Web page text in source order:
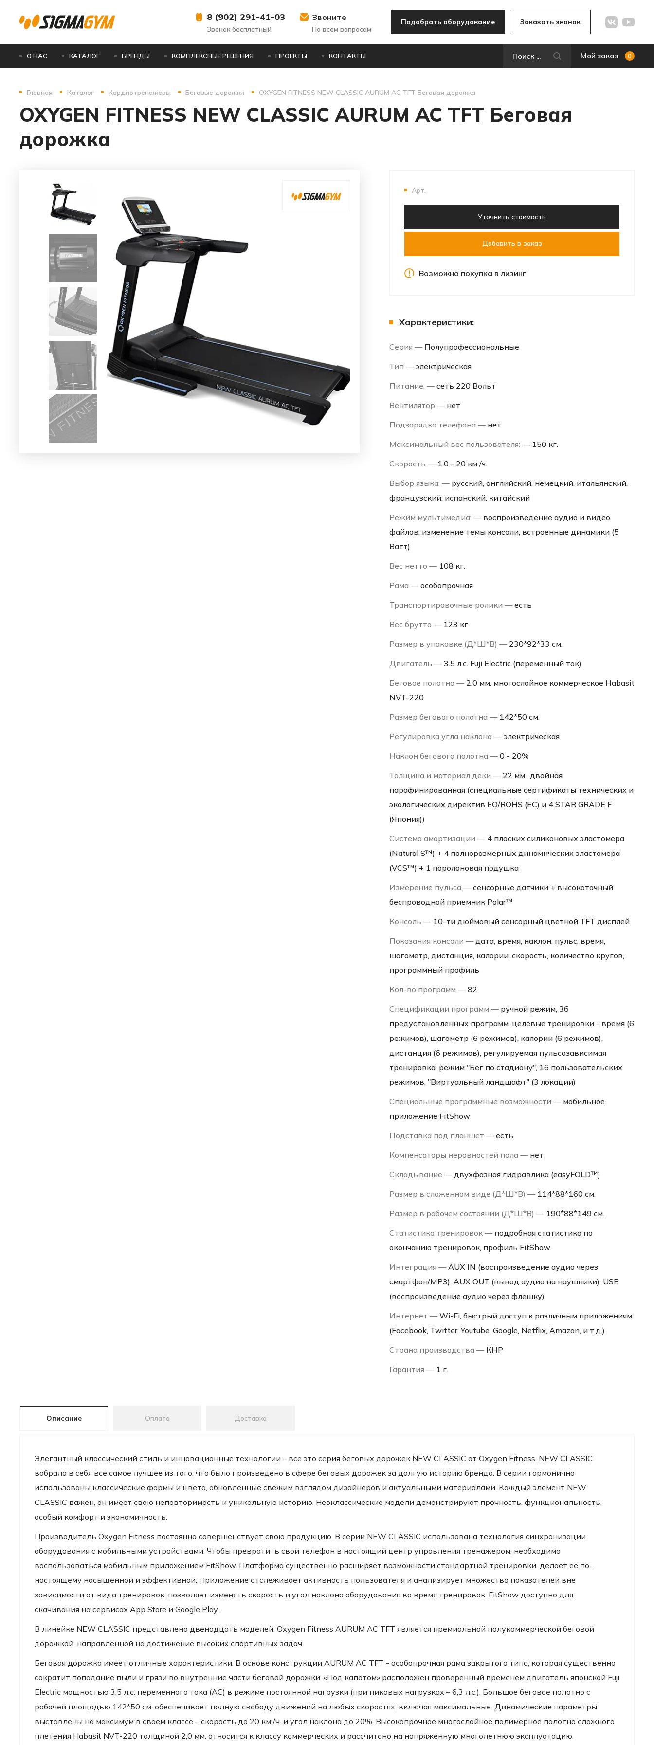
8 (902) 291-41-03
Звонок бесплатный
Звоните
По всем вопросам
Подобрать оборудование Заказать звонок
О НАС КАТАЛОГ БРЕНДЫ КОМПЛЕКСНЫЕ РЕШЕНИЯ ПРОЕКТЫ КОНТАКТЫ Мой заказ 0
Главная Каталог Кардиотренажеры Беговые дорожки OXYGEN FITNESS NEW CLASSIC AURUM AC TFT Беговая дорожка
OXYGEN FITNESS NEW CLASSIC AURUM AC TFT Беговая
дорожка
Арт.
Уточнить стоимость
Добавить в заказ
Возможна покупка в лизинг
Характеристики:
Серия — Полупрофессиональные
Тип — электрическая
Питание: — сеть 220 Вольт
Вентилятор — нет
Подзарядка телефона — нет
Максимальный вес пользователя: — 150 кг.
Скорость — 1.0 - 20 км./ч.
Выбор языка: — русский, английский, немецкий, итальянский,
французский, испанский, китайский
Режим мультимедиа: — воспроизведение аудио и видео
файлов, изменение темы консоли, встроенные динамики (5
Ватт)
Вес нетто — 108 кг.
Рама — особопрочная
Транспортировочные ролики — есть
Вес брутто — 123 кг.
Размер в упаковке (Д*Ш*В) — 230*92*33 см.
Двигатель — 3.5 л.с. Fuji Electric (переменный ток)
Беговое полотно — 2.0 мм. многослойное коммерческое Habasit
NVT-220
Размер бегового полотна — 142*50 см.
Регулировка угла наклона — электрическая
Наклон бегового полотна — 0 - 20%
Толщина и материал деки — 22 мм., двойная
парафинированная (специальные сертификаты технических и
экологических директив EO/ROHS (ЕС) и 4 STAR GRADE F
(Япония))
Система амортизации — 4 плоских силиконовых эластомера
(Natural S™) + 4 полноразмерных динамических эластомера
(VCS™) + 1 поролоновая подушка
Измерение пульса — сенсорные датчики + высокоточный
беспроводной приемник Polar™
Консоль — 10-ти дюймовый сенсорный цветной TFT дисплей
Показания консоли — дата, время, наклон, пульс, время,
шагометр, дистанция, калории, скорость, количество кругов,
программный профиль
Кол-во программ — 82
Спецификации программ — ручной режим, 36
предустановленных программ, целевые тренировки - время (6
режимов), шагометр (6 режимов), калории (6 режимов),
дистанция (6 режимов), регулируемая пульсозависимая
тренировка, режим "Бег по стадиону", 16 пользовательских
режимов, "Виртуальный ландшафт" (3 локации)
Специальные программные возможности — мобильное
приложение FitShow
Подставка под планшет — есть
Компенсаторы неровностей пола — нет
Складывание — двухфазная гидравлика (easyFOLD™)
Размер в сложенном виде (Д*Ш*В) — 114*88*160 см.
Размер в рабочем состоянии (Д*Ш*В) — 190*88*149 см.
Статистика тренировок — подробная статистика по
окончанию тренировок, профиль FitShow
Интеграция — AUX IN (воспроизведение аудио через
смартфон/MP3), AUX OUT (вывод аудио на наушники), USB
(воспроизведение аудио через флешку)
Интернет — Wi-Fi, быстрый доступ к различным приложениям
(Facebook, Twitter, Youtube, Google, Netflix, Amazon, и т.д.)
Страна производства — КНР
Гарантия — 1 г.
Описание Оплата Доставка
Элегантный классический стиль и инновационные технологии – все это серия беговых дорожек NEW CLASSIC от Oxygen Fitness. NEW CLASSIC
вобрала в себя все самое лучшее из того, что было произведено в сфере беговых дорожек за долгую историю бренда. В серии гармонично
использованы классические формы и цвета, обновленные свежим взглядом дизайнеров и актуальными материалами. Каждый элемент NEW
CLASSIC важен, он имеет свою неповторимость и уникальную историю. Неоклассические модели демонстрируют прочность, функциональность,
особый комфорт и экономичность.
Производитель Oxygen Fitness постоянно совершенствует свою продукцию. В серии NEW CLASSIC использована технология синхронизации
оборудования с мобильными устройствами. Чтобы превратить свой телефон в настоящий центр управления тренажером, необходимо
воспользоваться мобильным приложением FitShow. Платформа существенно расширяет возможности стандартной тренировки, делает ее по-
настоящему насыщенной и эффективной. Приложение отслеживает активность пользователя и анализирует множество показателей вне
зависимости от вида тренировок, позволяет изменять скорость и угол наклона оборудования во время тренировок. FitShow доступно для
скачивания на сервисах App Store и Google Play.
В линейке NEW CLASSIC представлено двенадцать моделей. Oxygen Fitness AURUM AC TFT является премиальной полукоммерческой беговой
дорожкой, направленной на достижение высоких спортивных задач.
Беговая дорожка имеет отличные характеристики. В основе конструкции AURUM AC TFT - особопрочная рама закрытого типа, которая существенно
сократит попадание пыли и грязи во внутренние части беговой дорожки. «Под капотом» расположен проверенный временем двигатель японской Fuji
Electric мощностью 3.5 л.с. переменного тока (AC) в режиме постоянной нагрузки (при пиковых нагрузках – 6,3 л.с.). Большое беговое полотно с
рабочей площадью 142*50 см. обеспечивает полную свободу движений на любых скоростях, включая максимальные. Динамические параметры
выставлены на максимум в своем классе – скорость до 20 км./ч. и угол наклона до 20%. Высокопрочное многослойное полимерное полотно сложного
плетения Habasit NVT-220 толщиной 2,0 мм. относится к классу коммерческих и рассчитано на напряженную многолетнюю эксплуатацию.